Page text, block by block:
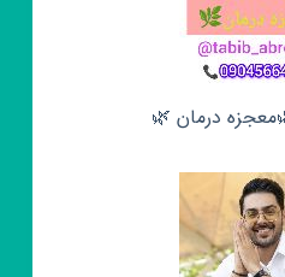
درمان 🌿